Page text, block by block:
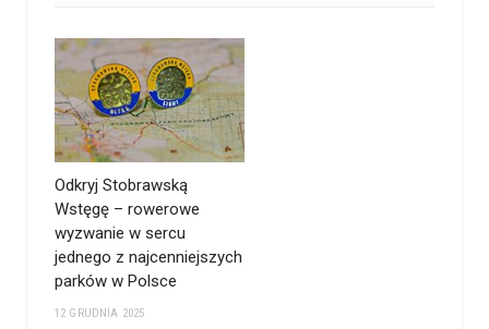
Odkryj Stobrawską
Wstęgę – rowerowe
wyzwanie w sercu
jednego z najcenniejszych
parków w Polsce
12 GRUDNIA 2025